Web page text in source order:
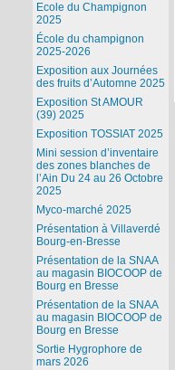
Ecole du Champignon
2025
École du champignon
2025-2026
Exposition aux Journées
des fruits d’Automne 2025
Exposition St AMOUR
(39) 2025
Exposition TOSSIAT 2025
Mini session d’inventaire
des zones blanches de
l’Ain Du 24 au 26 Octobre
2025
Myco-marché 2025
Présentation à Villaverdé
Bourg-en-Bresse
Présentation de la SNAA
au magasin BIOCOOP de
Bourg en Bresse
Présentation de la SNAA
au magasin BIOCOOP de
Bourg en Bresse
Sortie Hygrophore de
mars 2026